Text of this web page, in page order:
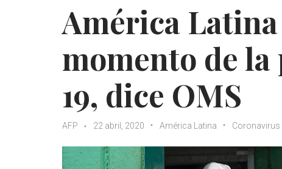
América
momento de
19, dice OMS
AFP 22 abril, 2020 América Latina Coronavirus